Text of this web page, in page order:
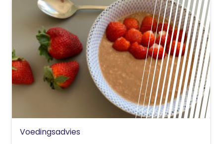
Voedingsadvies